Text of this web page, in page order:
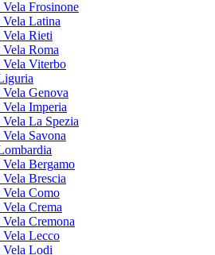
Frosinone
Latina
Rieti
Roma
Vela Viterbo
Genova
Imperia
La Spezia
Savona
Bergamo
Brescia
Como
Crema
Cremona
Lecco
Vela Lodi